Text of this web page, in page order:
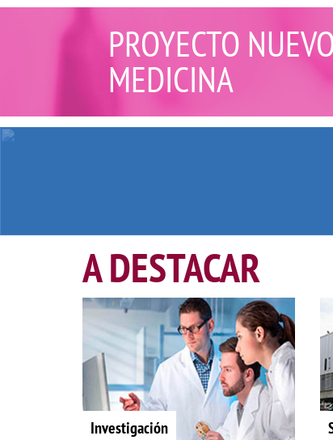
PROYECTO
MEDICINA
A DESTACAR
Investigación